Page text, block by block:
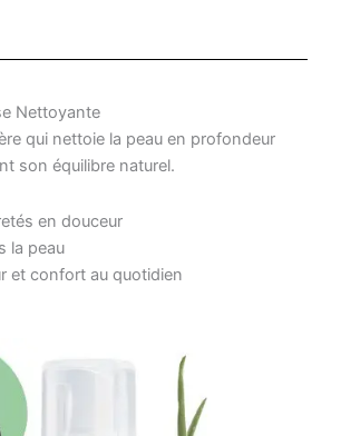
Nettoyante
qui nettoie la peau en profondeur
son équilibre naturel.
en douceur
la peau
et confort au quotidien